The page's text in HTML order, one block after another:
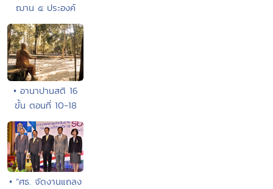
ฌาน ๕ ประองค์
• อานาปานสติ 16
ขั้น ตอนที่ 10-18
• “ศธ. จัดงานแถลง